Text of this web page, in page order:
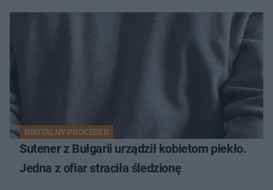
BRUTALNY PROCEDER
Sutener z Bułgarii urządził kobietom piekło.
Jedna z ofiar straciła śledzionę